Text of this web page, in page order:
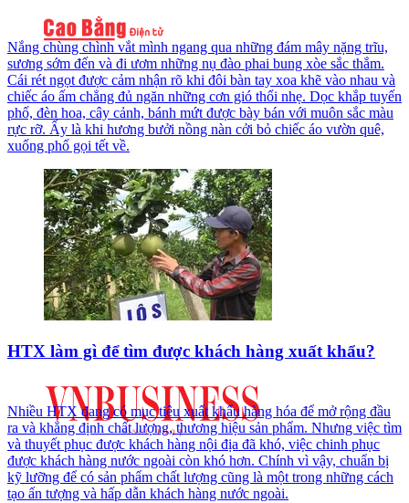
Nắng chùng chình vắt mình ngang qua những đám mây nặng trĩu,
sương sớm đến và đi ươm những nụ đào phai bung xòe sắc thắm.
Cái rét ngọt được cảm nhận rõ khi đôi bàn tay xoa khẽ vào nhau và
chiếc áo ấm chẳng đủ ngăn những cơn gió thổi nhẹ. Dọc khắp tuyến
phố, đèn hoa, cây cảnh, bánh mứt được bày bán với muôn sắc màu
rực rỡ. Ấy là khi hương bưởi nồng nàn cởi bỏ chiếc áo vườn quê,
xuống phố gọi tết về.
HTX làm gì để tìm được khách hàng xuất khẩu?
Nhiều HTX đang có mục tiêu xuất khẩu hàng hóa để mở rộng đầu
ra và khẳng định chất lượng, thương hiệu sản phẩm. Nhưng việc tìm
và thuyết phục được khách hàng nội địa đã khó, việc chinh phục
được khách hàng nước ngoài còn khó hơn. Chính vì vậy, chuẩn bị
kỹ lưỡng để có sản phẩm chất lượng cũng là một trong những cách
tạo ấn tượng và hấp dẫn khách hàng nước ngoài.